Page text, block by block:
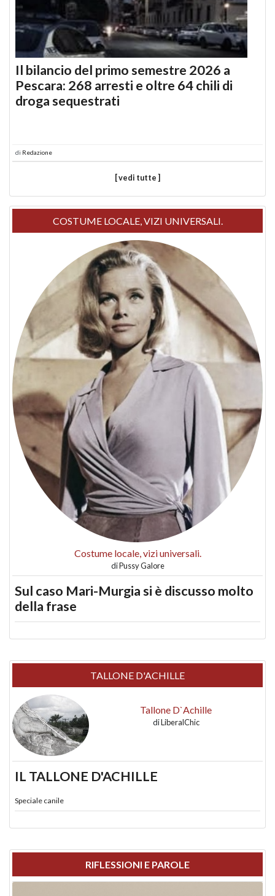
Il bilancio del primo semestre 2026 a
Pescara: 268 arresti e oltre 64 chili di
droga sequestrati
di Redazione
[ vedi tutte ]
COSTUME LOCALE, VIZI UNIVERSALI.
Costume locale, vizi universali.
diPussy Galore
Sul caso Mari-Murgia si è discusso molto
della frase
TALLONE D'ACHILLE
Tallone D`Achille
diLiberalChic
IL TALLONE D'ACHILLE
Speciale canile
RIFLESSIONI E PAROLE